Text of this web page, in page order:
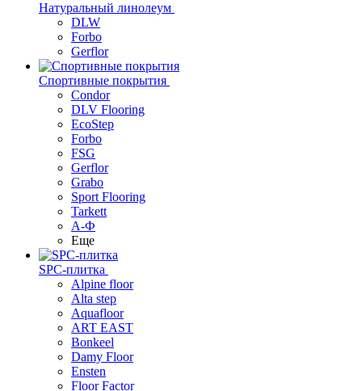
Натуральный линолеум
DLW
Forbo
Gerflor
Спортивные покрытия
Condor
DLV Flooring
EcoStep
Forbo
FSG
Gerflor
Grabo
Sport Flooring
Tarkett
А-Ф
Еще
SPC-плитка
Alpine floor
Alta step
Aquafloor
ART EAST
Bonkeel
Damy Floor
Ensten
Floor Factor